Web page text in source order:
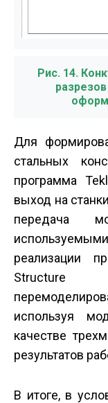
Рис. 14.
Для
стальных
программа
выход на
передача
реализации
Structure
используя
качестве
результатов
В итоге, в